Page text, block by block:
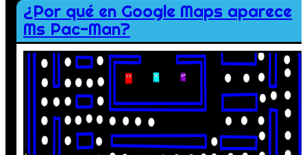
¿Por qué en Google Maps aparece
Ms Pac-Man?